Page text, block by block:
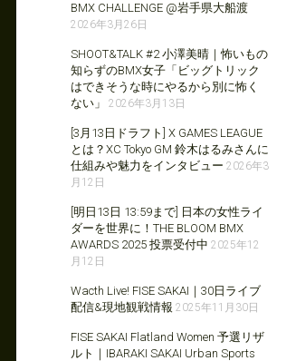
BMX CHALLENGE @岩手県大船渡
2026年3月26日
SHOOT&TALK #2 小澤美晴｜怖いもの
知らずのBMX女子「ビッグトリック
はできそうな時にやるから別に怖く
ない」
2026年3月13日
[3月13日ドラフト] X GAMES LEAGUE
とは？XC Tokyo GM 鈴木はるみさんに
仕組みや魅力をインタビュー 2026年3
月12日
[明日13日 13:59まで] 日本の女性ライ
ダーを世界に！THE BLOOM BMX
AWARDS 2025 投票受付中 2025年12
月12日
Wacth Live! FISE SAKAI｜30日ライブ
配信&現地観戦情報 2025年11月30日
FISE SAKAI Flatland Women 予選リザ
ルト｜IBARAKI SAKAI Urban Sports